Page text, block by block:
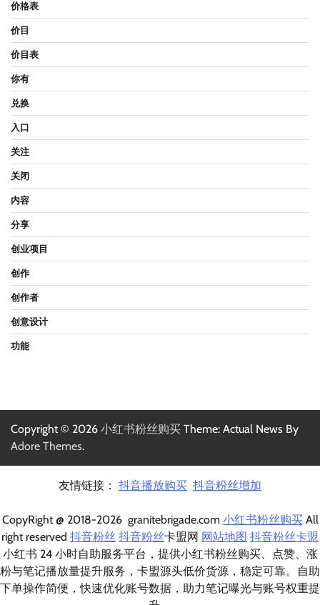
价格表
价目
价目表
你有
兑换
入口
关注
关闭
内容
分享
创业项目
创作
创作者
创意设计
功能
Copyright © 2026 小红书粉丝购买 Theme: Actual News By
Adore Themes.
友情链接： 抖音播放购买 抖音粉丝增加
CopyRight @ 2018-2026 granitebrigade.com 小红书粉丝购买All
right reserved 抖音粉丝 抖音粉丝卡盟网 网站地图 抖音粉丝卡盟
小红书 24 小时自助服务平台，提供小红书粉丝购买、点赞、涨
粉与笔记播放量提升服务，卡盟源头低价货源，稳定可靠。自助
下单操作简便，快速优化账号数据，助力笔记曝光与账号权重提